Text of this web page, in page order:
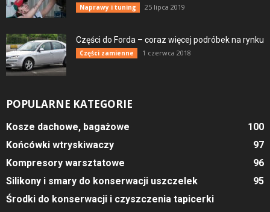
Naprawy i tuning 25 lipca 2019
Części do Forda – coraz więcej podróbek na rynku
Części zamienne 1 czerwca 2018
POPULARNE KATEGORIE
Kosze dachowe, bagażowe
100
Końcówki wtryskiwaczy
97
Kompresory warsztatowe
96
Silikony i smary do konserwacji uszczelek
95
Środki do konserwacji i czyszczenia tapicerki